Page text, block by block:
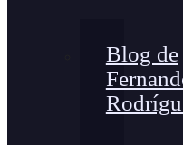
Blog de